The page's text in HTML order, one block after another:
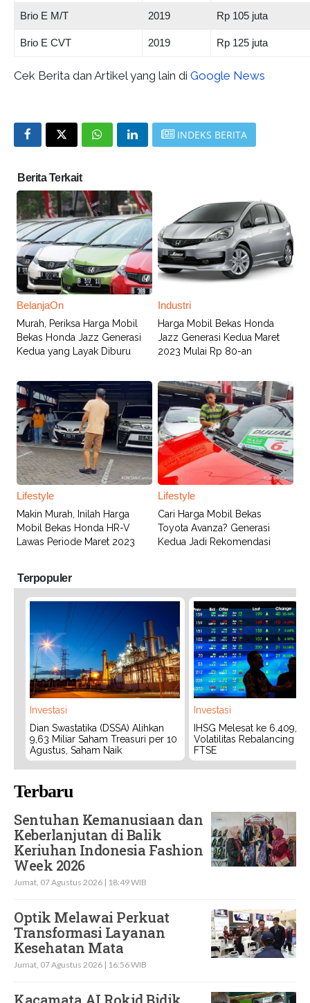
Brio E M/T 2019 Rp 105 juta
Brio E CVT 2019 Rp 125 juta
Cek Berita dan Artikel yang lain di Google News
INDEKS BERITA
Berita Terkait
BelanjaOn
Murah, Periksa Harga Mobil
Bekas Honda Jazz Generasi
Kedua yang Layak Diburu
Industri
Harga Mobil Bekas Honda
Jazz Generasi Kedua Maret
2023 Mulai Rp 80-an
Lifestyle
Makin Murah, Inilah Harga
Mobil Bekas Honda HR-V
Lawas Periode Maret 2023
Lifestyle
Cari Harga Mobil Bekas
Toyota Avanza? Generasi
Kedua Jadi Rekomendasi
Terpopuler
Investasi
Dian Swastatika (DSSA) Alihkan
9,63 Miliar Saham Treasuri per 10
Agustus, Saham Naik
Investasi
IHSG Melesat ke 6.409,
Volatilitas Rebalancing
FTSE
Terbaru
Sentuhan Kemanusiaan dan
Keberlanjutan di Balik
Keriuhan Indonesia Fashion
Week 2026
Jumat, 07 Agustus 2026 | 18:49 WIB
Optik Melawai Perkuat
Transformasi Layanan
Kesehatan Mata
Jumat, 07 Agustus 2026 | 16:56 WIB